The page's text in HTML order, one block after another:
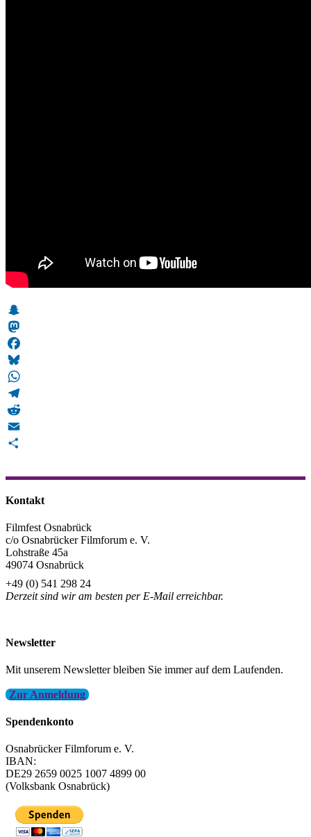
Snapchat
Mastodon
Facebook
Bluesky
WhatsApp
Telegram
Reddit
Email
Kontakt
Filmfest Osnabrück
c/o Osnabrücker Filmforum e. V.
Lohstraße 45a
49074 Osnabrück
+49 (0) 541 298 24
Derzeit sind wir am besten per E-Mail erreichbar.
Newsletter
Mit unserem Newsletter bleiben Sie immer auf dem Laufenden.
Zur Anmeldung
Spendenkonto
Osnabrücker Filmforum e. V.
IBAN:
DE29 2659 0025 1007 4899 00
(Volksbank Osnabrück)